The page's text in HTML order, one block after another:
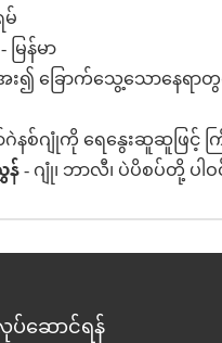
- မြန်မာ
း၍ ခြောက်သွေ့သောနေရာ
ဂဲနစ်ဂျုံကို ရေနွေးဆူဆူဖြ
- ဂျုံ၊ ဘာလီ၊ ပဲပိစပ်တို့ ပါ
ဆောင်ရန်